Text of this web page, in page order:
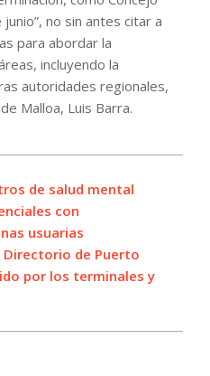
no sin antes citar a
para abordar la
incluyendo la
autoridades regionales,
Malloa, Luis Barra.
de salud mental
con
usuarias
de Puerto
por los terminales y